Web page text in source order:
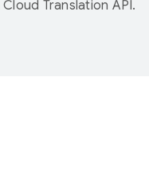
Cloud Translation API.